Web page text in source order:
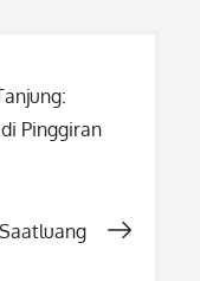
Pinggiran